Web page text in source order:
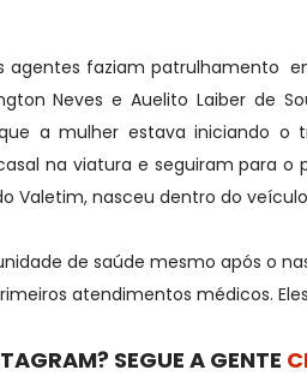
agentes faziam patrulhamento
Neves e Auelito Laiber de
a mulher estava iniciando o
na viatura e seguiram para o
Valetim, nasceu dentro do
de saúde mesmo após o
atendimentos médicos.
SEGUE A GENTE